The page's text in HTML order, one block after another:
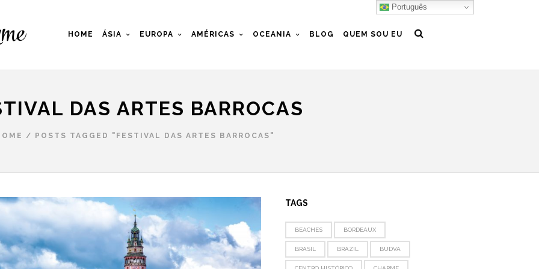
HOME ÁSIA EUROPA AMÉRICAS OCEANIA BLOG QUEM SOU EU
DAS ARTES BARROCAS
/ POSTS TAGGED "FESTIVAL DAS ARTES BARROCAS"
TAGS
BEACHES BORDEAUX
BRASIL BRAZIL BUDVA
Português